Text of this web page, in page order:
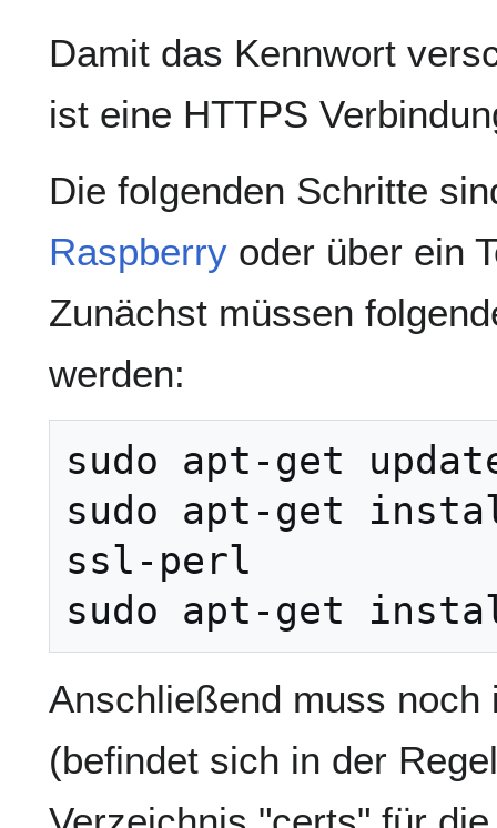
Damit das Kennwort
ist eine HTTPS
Die folgenden Schritte
Raspberry oder über ein
Zunächst müssen
werden:
sudo apt-get
sudo apt-get
ssl-perl
Anschließend muss noch
(befindet sich in der